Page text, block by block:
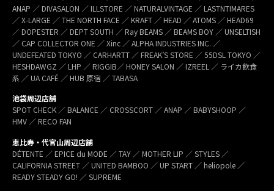
ANAP ／ DIVASALON ／ ILLSTORE ／ NATURALVINTAGE ／ LASTNTIMARES
／ X-LARGE ／ THE NORTH FACE ／ KRAFT ／ HEAD ／ ATOMS ／ HEAD69
／ DOPESTER ／ DEPT SOUTH ／ Ray BEAMS ／ BEAMS BOY ／ UNSELTISH
／ CAP COLLECTOR ONE ／ Xinc ／ ALPHA INDUSTRIES INC. ／
UNDEFEATED TOKYO ／ CARHARTT ／ FREAK’S STORE ／ 55DSL TOKYO ／
HESHDAWGZ ／ LHP ／ RIGGIB／ HONEY SALON ／ IZREEL ／ ライカ飲食
系 ／ UA CAFÉ ／ HUB 原宿 ／ TABASA
池袋周辺店舗
SPOT CHECK ／ BALANCE ／ CROSSCORT ／ ANAP ／ BABYSHOOP ／
HMV ／ RECO FAN
恵比寿・代官山周辺店舗
DÉTENTE ／ EPICE du MODE ／ TAY ／ MOTHER LIP ／ STYLES ／
CALIFORNIA STREET ／ UNITED BAMBOO ／ UP START ／ heliopole ／
READY STEADY GO! ／ SUPREME